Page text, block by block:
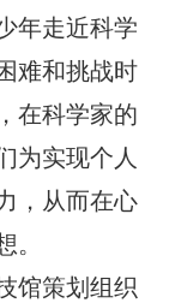
年走近科学
难和挑战时
在科学家的
为实现个人
，从而在心
。
馆策划组织